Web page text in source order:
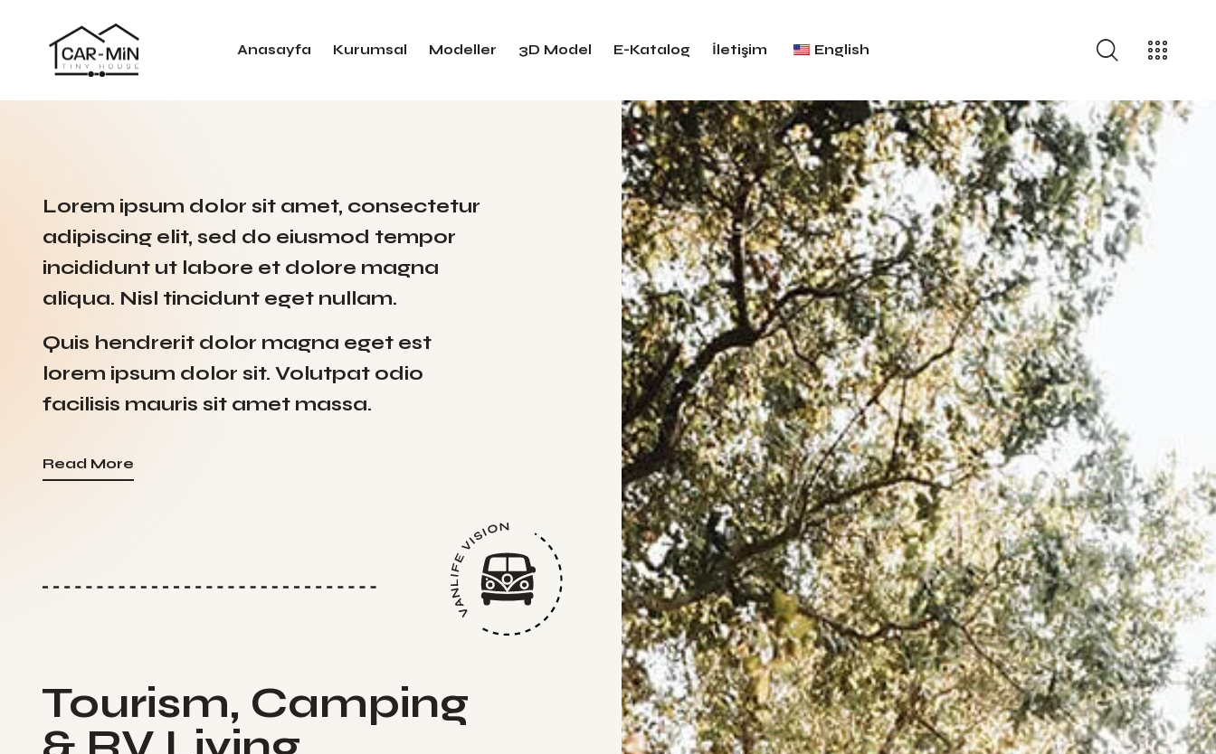
Anasayfa Kurumsal Modeller 3D Model E-Katalog İletişim English
Lorem ipsum dolor sit amet, consectetur
adipiscing elit, sed do eiusmod tempor
incididunt ut labore et dolore magna
aliqua. Nisl tincidunt eget nullam.
Quis hendrerit dolor magna eget est
lorem ipsum dolor sit. Volutpat odio
facilisis mauris sit amet massa.
Read More
Tourism, Camping